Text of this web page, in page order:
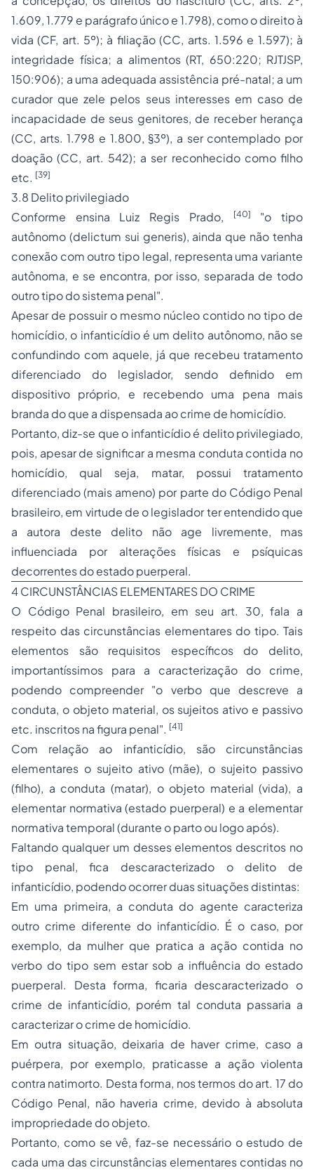
1.609, 1.779 e parágrafo único e 1.798), como o direito à
vida (CF, art. 5º); à filiação (CC, arts. 1.596 e 1.597); à
integridade física; a alimentos (RT, 650:220; RJTJSP,
150:906); a uma adequada assistência pré-natal; a um
curador que zele pelos seus interesses em caso de
incapacidade de seus genitores, de receber herança
(CC, arts. 1.798 e 1.800, §3º), a ser contemplado por
doação (CC, art. 542); a ser reconhecido como filho
etc. [39]
3.8 Delito privilegiado
Conforme ensina Luiz Regis Prado,
[40]
"o tipo
autônomo (delictum sui generis), ainda que não tenha
conexão com outro tipo legal, representa uma variante
autônoma, e se encontra, por isso, separada de todo
outro tipo do sistema penal".
Apesar de possuir o mesmo núcleo contido no tipo de
homicídio, o infanticídio é um delito autônomo, não se
confundindo com aquele, já que recebeu tratamento
diferenciado do legislador, sendo definido em
dispositivo próprio, e recebendo uma pena mais
branda do que a dispensada ao crime de homicídio.
Portanto, diz-se que o infanticídio é delito privilegiado,
pois, apesar de significar a mesma conduta contida no
homicídio, qual seja, matar, possui tratamento
diferenciado (mais ameno) por parte do Código Penal
brasileiro, em virtude de o legislador ter entendido que
a autora deste delito não age livremente, mas
influenciada por alterações físicas e psíquicas
decorrentes do estado puerperal.
4 CIRCUNSTÂNCIAS ELEMENTARES DO CRIME
O Código Penal brasileiro, em seu art. 30, fala a
respeito das circunstâncias elementares do tipo. Tais
elementos são requisitos específicos do delito,
importantíssimos para a caracterização do crime,
podendo compreender "o verbo que descreve a
conduta, o objeto material, os sujeitos ativo e passivo
etc. inscritos na figura penal". [41]
Com relação ao infanticídio, são circunstâncias
elementares o sujeito ativo (mãe), o sujeito passivo
(filho), a conduta (matar), o objeto material (vida), a
elementar normativa (estado puerperal) e a elementar
normativa temporal (durante o parto ou logo após).
Faltando qualquer um desses elementos descritos no
tipo penal, fica descaracterizado o delito de
infanticídio, podendo ocorrer duas situações distintas:
Em uma primeira, a conduta do agente caracteriza
outro crime diferente do infanticídio. É o caso, por
exemplo, da mulher que pratica a ação contida no
verbo do tipo sem estar sob a influência do estado
puerperal. Desta forma, ficaria descaracterizado o
crime de infanticídio, porém tal conduta passaria a
caracterizar o crime de homicídio.
Em outra situação, deixaria de haver crime, caso a
puérpera, por exemplo, praticasse a ação violenta
contra natimorto. Desta forma, nos termos do art. 17 do
Código Penal, não haveria crime, devido à absoluta
impropriedade do objeto.
Portanto, como se vê, faz-se necessário o estudo de
cada uma das circunstâncias elementares contidas no